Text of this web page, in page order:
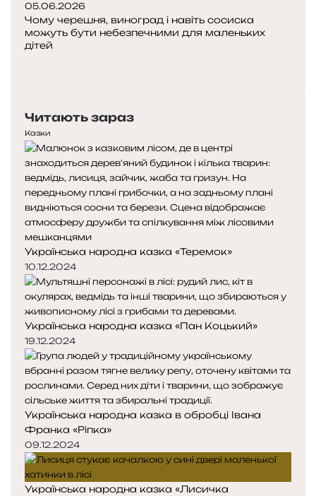
05.06.2026
Чому черешня, виноград і навіть сосиска
можуть бути небезпечними для маленьких
дітей
Читають зараз
Казки
Українська народна казка «Теремок»
10.12.2024
Українська народна казка «Пан Коцький»
19.12.2024
Українська народна казка в обробці Івана
Франка «Ріпка»
09.12.2024
Українська народна казка «Лисичка